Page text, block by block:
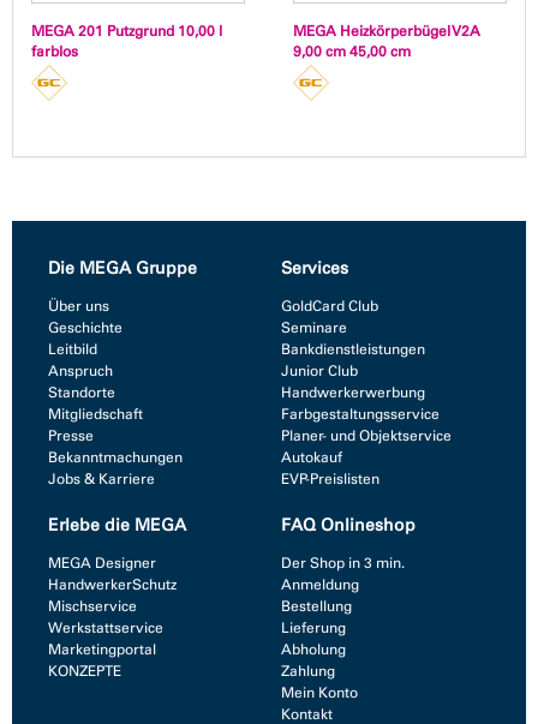
MEGA 201 Putzgrund 10,00 l
farblos
MEGA Heizkörperbügel V2A
9,00 cm 45,00 cm
Die MEGA Gruppe
Über uns
Geschichte
Leitbild
Anspruch
Standorte
Mitgliedschaft
Presse
Bekanntmachungen
Jobs & Karriere
Services
GoldCard Club
Seminare
Bankdienstleistungen
Junior Club
Handwerkerwerbung
Farbgestaltungsservice
Planer- und Objektservice
Autokauf
EVP-Preislisten
Erlebe die MEGA
MEGA Designer
HandwerkerSchutz
Mischservice
Werkstattservice
Marketingportal
KONZEPTE
FAQ Onlineshop
Der Shop in 3 min.
Anmeldung
Bestellung
Lieferung
Abholung
Zahlung
Mein Konto
Kontakt